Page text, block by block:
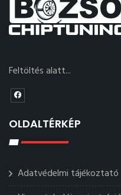
Feltöltés alatt...
OLDALTÉRKÉP
Adatvédelmi tájékoztató